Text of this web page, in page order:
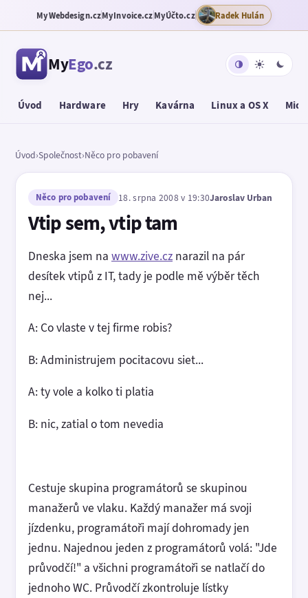
MyWebdesign.czMyInvoice.czMyÚčto.cz Radek Hulán
MyEgo.cz
Úvod Hardware Hry Kavárna Linux a OS X
Úvod›Společnost›Něco pro pobavení
Něco pro pobavení 18. srpna 2008 v 19:30Jaroslav Urban
Vtip sem, vtip tam
Dneska jsem na www.zive.cz narazil na pár
desítek vtipů z IT, tady je podle mě výběr těch
nej...
A: Co vlaste v tej firme robis?
B: Administrujem pocitacovu siet...
A: ty vole a kolko ti platia
B: nic, zatial o tom nevedia
Cestuje skupina programátorů se skupinou
manažerů ve vlaku. Každý manažer má svoji
jízdenku, programátoři mají dohromady jen
jednu. Najednou jeden z programátorů volá: "Jde
průvodčí!" a všichni programátoři se natlačí do
jednoho WC. Průvodčí zkontroluje lístky